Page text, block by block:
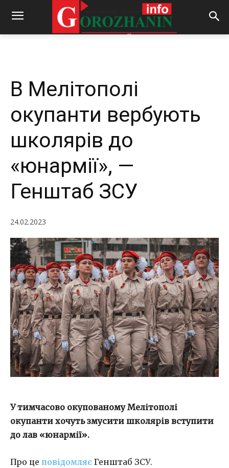
By REDACTOR - 24.02.2023 571
В Мелітополі
окупанти вербують
школярів до
«юнармії», —
Генштаб ЗСУ
24.02.2023
У тимчасово окупованому Мелітополі
окупанти хочуть змусити школярів вступити
до лав «юнармії».
Про це повідомляє Генштаб ЗСУ.